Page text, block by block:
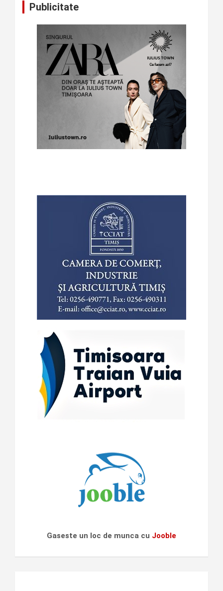
Publicitate
Gaseste un loc de munca cu Jooble